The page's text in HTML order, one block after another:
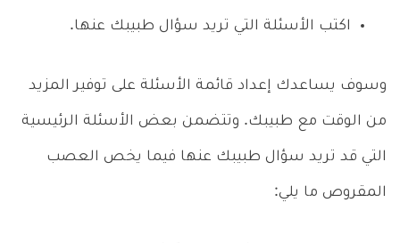
اكتب الأسئلة التي تريد سؤال طبيبك عنها.
وسوف يساعدك إعداد قائمة الأسئلة على توفير المزيد
من الوقت مع طبيبك. وتتضمن بعض الأسئلة الرئيسية
التي قد تريد سؤال طبيبك عنها فيما يخص العصب
المقروص ما يلي: